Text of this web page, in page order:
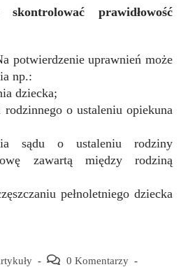
prawidłowość
potwierdzenie uprawnień może
np.:
dziecka;
rodzinnego o ustaleniu opiekuna
sądu o ustaleniu rodziny
zawartą między rodziną
pełnoletniego dziecka
Post
0 Komentarzy